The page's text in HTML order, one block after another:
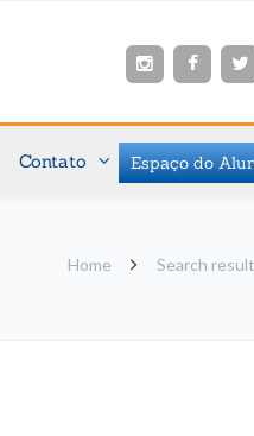
Contato Espaço do
Home Search